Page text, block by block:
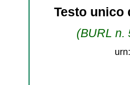
Testo unico
(BURL n.